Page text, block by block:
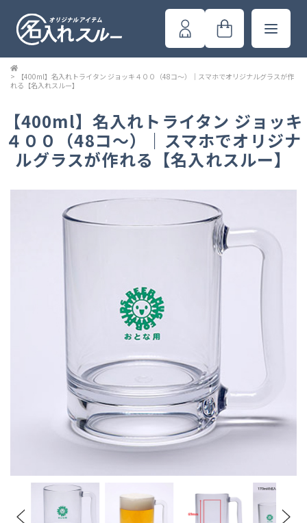
>
【400ml】名入れトライタン ジョッキ４００（48コ～）｜スマホでオリジナルグラスが作
れる【名入れスルー】
【400ml】名入れトライタン ジョッキ
４００（48コ～）｜スマホでオリジナ
ルグラスが作れる【名入れスルー】